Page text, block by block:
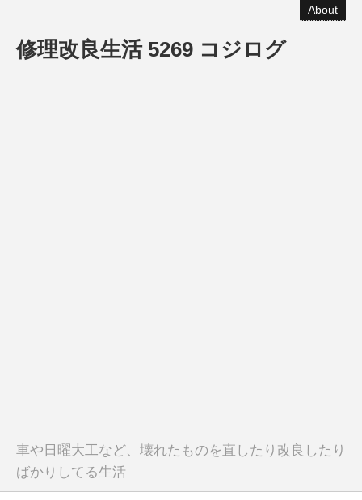
About
修理改良生活 5269 コジログ
車や日曜大工など、壊れたものを直したり改良したり
ばかりしてる生活